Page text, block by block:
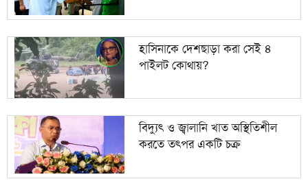
হাসিনাকে দেশছাড়া করা সেই ৪
পাইলট কোথায়?
বিদ্যুৎ ও জ্বালানি খাত অস্থিতিশীল
করতে তৎপর একটি চক্র